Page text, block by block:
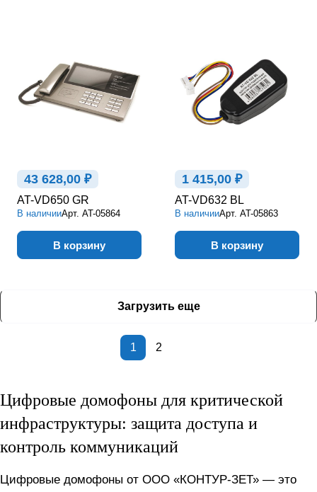
43 628,00 ₽
AT-VD650 GR
В наличииАрт. AT-05864
В корзину
1 415,00 ₽
AT-VD632 BL
В наличииАрт. AT-05863
В корзину
Загрузить еще
1 2
Цифровые домофоны для критической
инфраструктуры: защита доступа и
контроль коммуникаций
Цифровые домофоны от ООО «КОНТУР-ЗЕТ» — это